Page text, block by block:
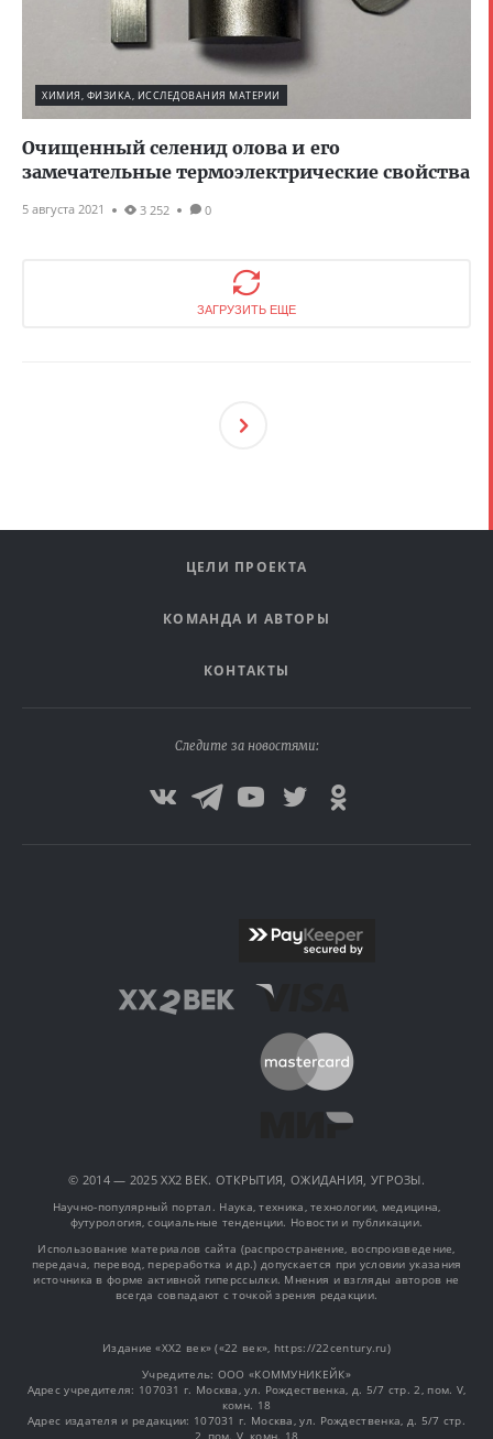
ХИМИЯ, ФИЗИКА, ИССЛЕДОВАНИЯ МАТЕРИИ
Очищенный селенид олова и его
замечательные термоэлектрические свойства
5 августа 2021 3 252 0
ЗАГРУЗИТЬ ЕЩЕ
Ующ
ЦЕЛИ ПРОЕКТА
КОМАНДА И АВТОРЫ
КОНТАКТЫ
Следите за новостями:
© 2014 — 2025 XX2 ВЕК. ОТКРЫТИЯ, ОЖИДАНИЯ, УГРОЗЫ.
Научно-популярный портал. Наука, техника, технологии, медицина,
футурология, социальные тенденции. Новости и публикации.
Использование материалов сайта (распространение, воспроизведение,
передача, перевод, переработка и др.) допускается при условии указания
источника в форме активной гиперссылки. Мнения и взгляды авторов не
всегда совпадают с точкой зрения редакции.
Издание «XX2 век» («22 век», https://22century.ru)
Учредитель: OOO «КОММУНИКЕЙК»
Адрес учредителя: 107031 г. Москва, ул. Рождественка, д. 5/7 стр. 2, пом. V,
комн. 18
Адрес издателя и редакции: 107031 г. Москва, ул. Рождественка, д. 5/7 стр.